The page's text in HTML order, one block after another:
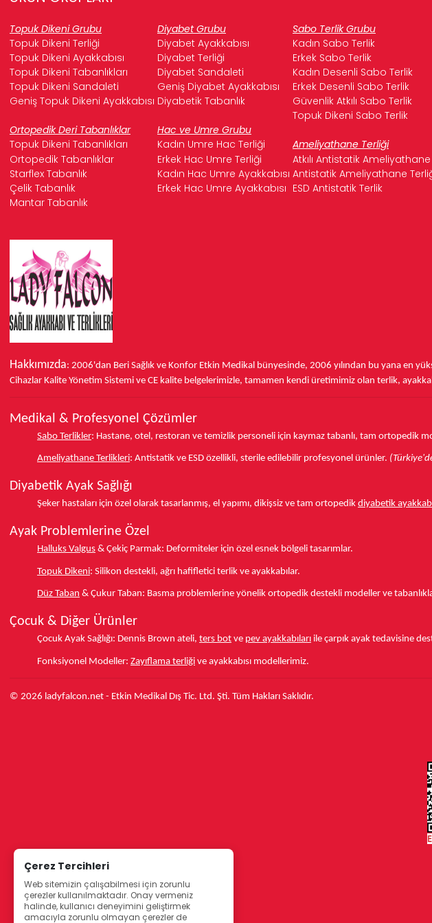
Topuk Dikeni Grubu Diyabet Grubu Sabo Terlik Grubu
Topuk Dikeni Terliği
Diyabet Ayakkabısı Kadın Sabo Terlik
Topuk Dikeni Ayakkabısı
Diyabet Terliği Erkek Sabo Terlik
Topuk Dikeni Tabanlıkları
Diyabet Sandaleti Kadın Desenli Sabo Terlik
Topuk Dikeni Sandaleti
Geniş Diyabet Ayakkabısı Erkek Desenli Sabo Terlik
Geniş Topuk Dikeni Ayakkabısı Diyabetik Tabanlık Güvenlik Atkılı Sabo Terlik
Topuk Dikeni Sabo Terlik
Ortopedik Deri Tabanlıklar
Hac ve Umre Grubu
Topuk Dikeni Tabanlıkları
Kadın Umre Hac Terliği Ameliyathane Terliği
Ortopedik Tabanlıklar
Erkek Hac Umre Terliği Atkılı Antistatik Ameliyathane
Starflex Tabanlık
Kadın Hac Umre Ayakkabısı Antistatik Ameliyathane
Çelik Tabanlık
Erkek Hac Umre Ayakkabısı ESD Antistatik Terlik
Mantar Tabanlık
Hakkımızda: 2006'dan Beri Sağlık ve Konfor Etkin Medikal bünyesinde, 2006 yılından bu yana en
Cihazlar Kalite Yönetim Sistemi ve CE kalite belgelerimizle, tamamen kendi üretimimiz olan terlik,
Medikal & Profesyonel Çözümler
Sabo Terlikler: Hastane, otel, restoran ve temizlik personeli için kaymaz tabanlı, tam ortopedik
Ameliyathane Terlikleri: Antistatik ve ESD özellikli, sterile edilebilir profesyonel ürünler.
Diyabetik Ayak Sağlığı
Şeker hastaları için özel olarak tasarlanmış, el yapımı, dikişsiz ve tam ortopedik diyabetik
Ayak Problemlerine Özel
Halluks Valgus & Çekiç Parmak: Deformiteler için özel esnek bölgeli tasarımlar.
Topuk Dikeni: Silikon destekli, ağrı hafifletici terlik ve ayakkabılar.
Düz Taban & Çukur Taban: Basma problemlerine yönelik ortopedik destekli modeller ve
Çocuk & Diğer Ürünler
Çocuk Ayak Sağlığı: Dennis Brown ateli, ters bot ve pev ayakkabıları ile çarpık ayak tedavisine
Fonksiyonel Modeller: Zayıflama terliği ve ayakkabısı modellerimiz.
© 2026 ladyfalcon.net - Etkin Medikal Dış Tic. Ltd. Şti. Tüm Hakları Saklıdır.
Çerez Tercihleri
Web sitemizin çalışabilmesi için zorunlu
çerezler kullanılmaktadır. Onay vermeniz
halinde, kullanıcı deneyimini geliştirmek
amacıyla zorunlu olmayan çerezler de